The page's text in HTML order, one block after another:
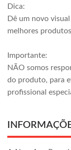
Dica:
Dê um novo
melhores
Importante:
NÃO somos
do produto, para
profissional